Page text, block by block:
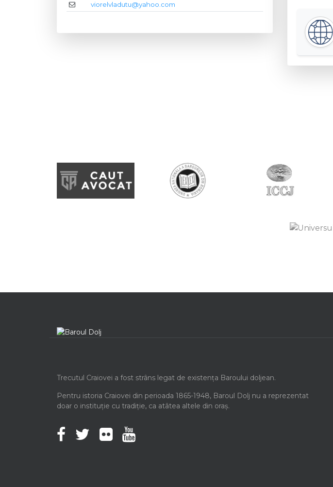
viorelvladutu@yahoo.com
Trecutul Craiovei a fost strâns legat de existența Baroului doljean.
Pentru istoria Craiovei din perioada 1865-1948, Baroul Dolj nu a reprezentat
doar o instituție cu tradiție, ca atâtea altele din oraș.